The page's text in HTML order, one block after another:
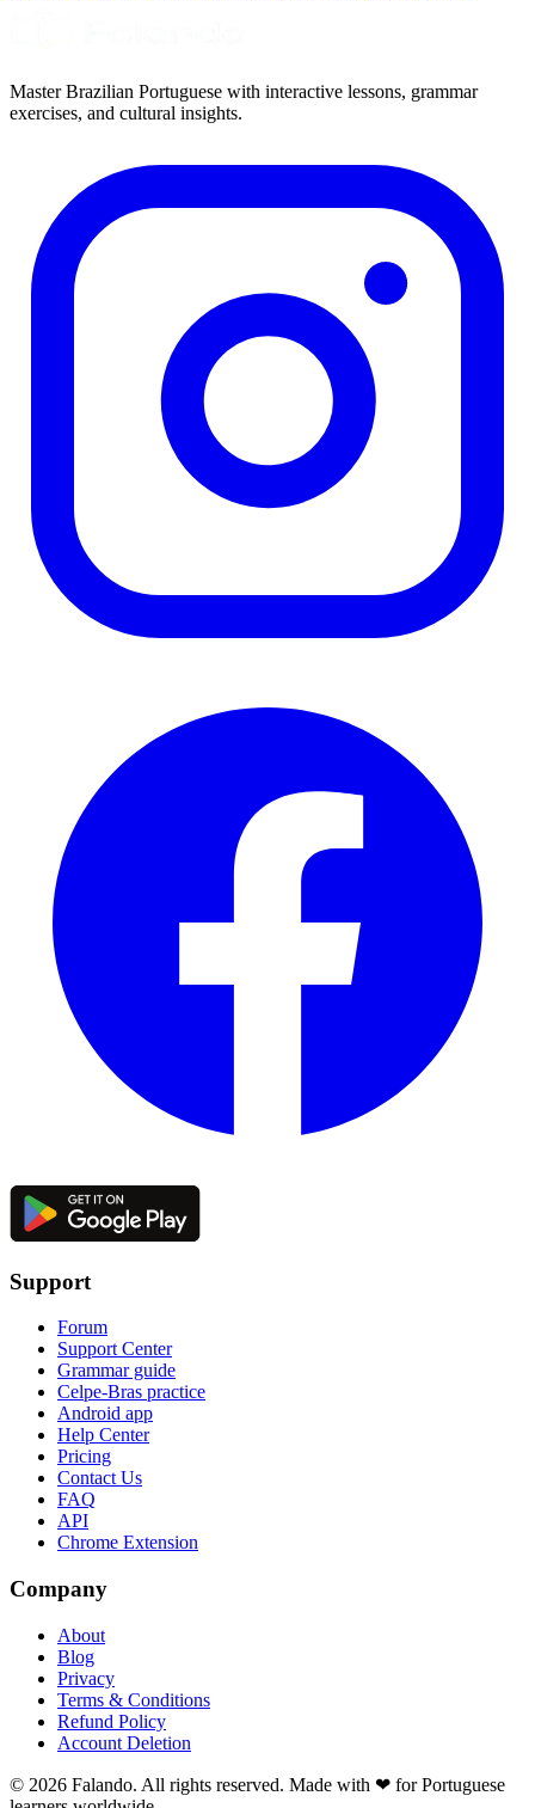
Master Brazilian Portuguese with interactive lessons, grammar
exercises, and cultural insights.
Support
Forum
Support Center
Grammar guide
Celpe-Bras practice
Android app
Help Center
Pricing
Contact Us
FAQ
API
Chrome Extension
Company
About
Blog
Privacy
Terms & Conditions
Refund Policy
Account Deletion
© 2026 Falando. All rights reserved. Made with ❤ for Portuguese